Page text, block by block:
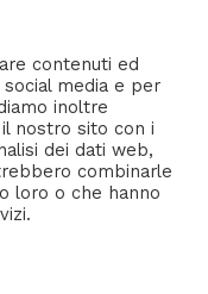
contenuti ed
media e per
inoltre
nostro sito con i
dei dati web,
combinarle
loro o che hanno